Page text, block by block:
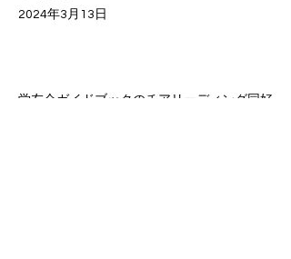
2024年3月13日
Previous Next
学友会ガイドブックのチアリーディング同好